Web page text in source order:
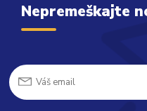
Nepremeškajte